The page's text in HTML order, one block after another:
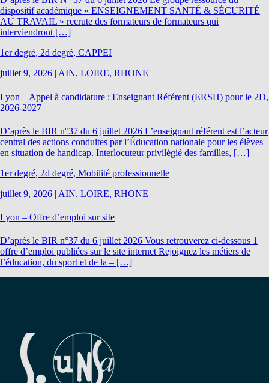
dispositif académique « ENSEIGNEMENT SANTÉ & SÉCURITÉ
AU TRAVAIL » recrute des formateurs de formateurs qui
interviendront […]
1er degré, 2d degré, CAPPEI
juillet 9, 2026 | AIN, LOIRE, RHONE
Lyon – Appel à candidature : Enseignant Référent (ERSH) pour le 2D,
2026-2027
D’après le BIR n°37 du 6 juillet 2026 L’enseignant référent est l’acteur
central des actions conduites par l’Éducation nationale pour les élèves
en situation de handicap. Interlocuteur privilégié des familles, […]
1er degré, 2d degré, Mobilité professionnelle
juillet 9, 2026 | AIN, LOIRE, RHONE
Lyon – Offre d’emploi sur site
D’après le BIR n°37 du 6 juillet 2026 Vous retrouverez ci-dessous 1
offre d’emploi publiées sur le site internet Rejoignez les métiers de
l’éducation, du sport et de la – […]